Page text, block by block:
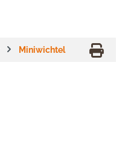
Miniwichtel